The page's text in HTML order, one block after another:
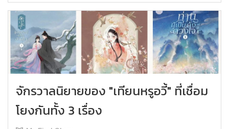
จักรวาลนิยายของ "เทียนหรูอวี้" ที่เชื่อม
โยงกันทั้ง 3 เรื่อง